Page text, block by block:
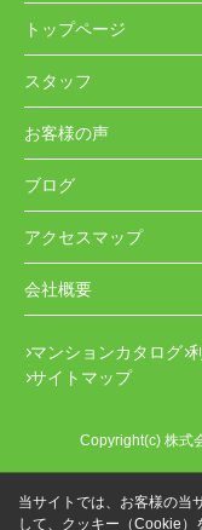
トップページ
スタッフ
お客様の声
ブログ
アクセスマップ
会社概要
マンションカタログ
サイトマップ
Copyright(c) 株式
当サイトでは、お客様の当
して、クッキー（Cookie）